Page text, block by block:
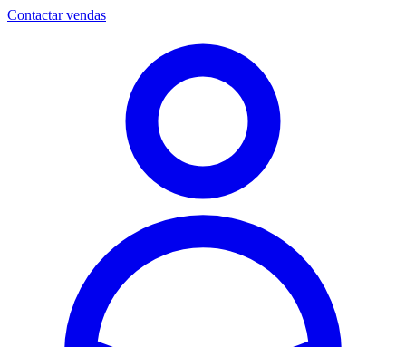
Contactar vendas